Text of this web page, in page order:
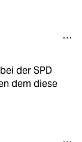
der SPD
dem diese